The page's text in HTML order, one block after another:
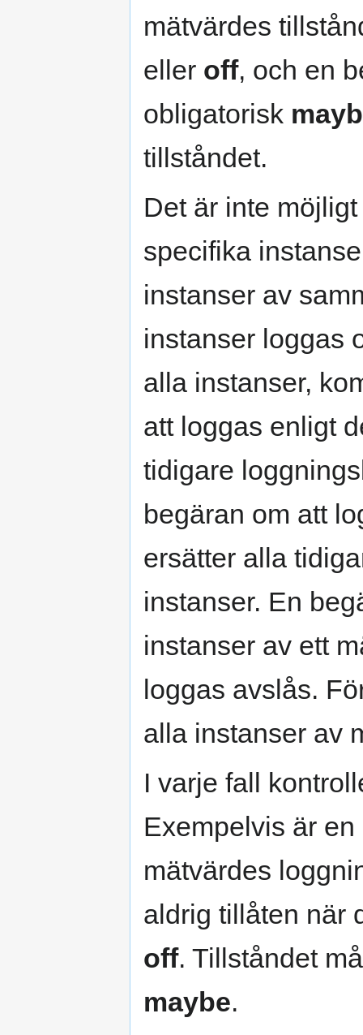
mätvärdes
eller off, och en
obligatorisk
tillståndet.
Det är inte
specifika
instanser av
instanser loggas
alla instanser,
att loggas enligt
tidigare
begäran om att
ersätter alla
instanser. En
instanser av ett
loggas avslås.
alla instanser av
I varje fall
Exempelvis är
mätvärdes
aldrig tillåten när
off. Tillståndet
maybe.